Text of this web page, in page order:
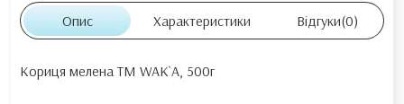
Опис Характеристики Відгуки(0)
Кориця мелена TM WAK`A, 500г